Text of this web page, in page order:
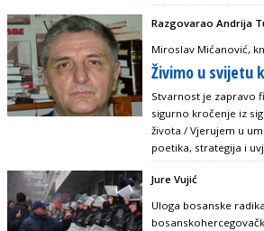
Razgovarao Andrija
Miroslav Mićanović,
Živimo u svijetu
Stvarnost je zapravo
sigurno kročenje iz
života / Vjerujem u
poetika, strategija i
Jure Vujić
Uloga bosanske